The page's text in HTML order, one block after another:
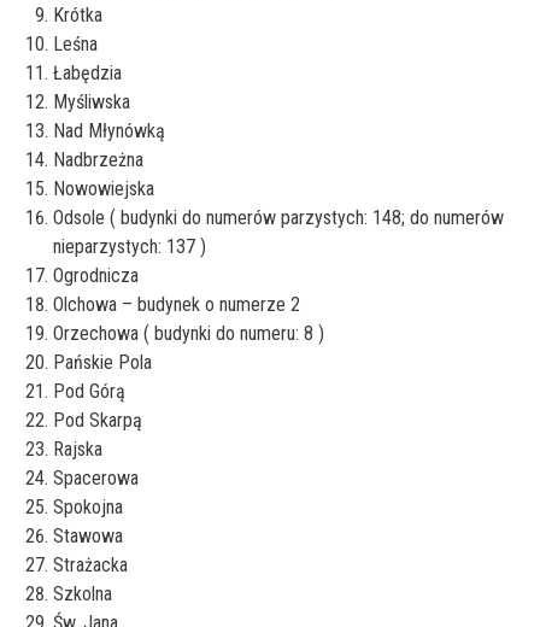
Krótka
Leśna
Łabędzia
Myśliwska
Nad Młynówką
Nadbrzeżna
Nowowiejska
Odsole ( budynki do numerów parzystych: 148; do numerów
nieparzystych: 137 )
Ogrodnicza
Olchowa – budynek o numerze 2
Orzechowa ( budynki do numeru: 8 )
Pańskie Pola
Pod Górą
Pod Skarpą
Rajska
Spacerowa
Spokojna
Stawowa
Strażacka
Szkolna